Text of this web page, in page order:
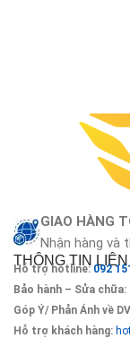
GIAO HÀNG
Nhận hàng và
THÔNG TIN
Hỗ trợ hotline: 092
Bảo hành – Sửa chữa:
Góp Ý/ Phản Ánh về
Hỗ trợ khách hàng: